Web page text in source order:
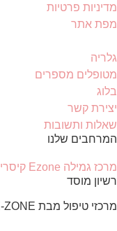
מדיניות פרטיות
מפת אתר
גלריה
מטופלים מספרים
בלוג
יצירת קשר
שאלות ותשובות
המרחבים שלנו
מרכז גמילה Ezone קיסריה
רשיון מוסד
מרכזי טיפול מבת E-ZONE